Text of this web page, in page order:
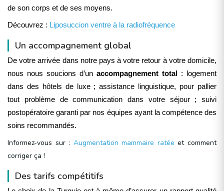
de son corps et de ses moyens.
Découvrez : Liposuccion ventre à la radiofréquence
Un accompagnement global
De votre arrivée dans notre pays à votre retour à votre domicile,
nous nous soucions d’un accompagnement total : logement
dans des hôtels de luxe ; assistance linguistique, pour pallier
tout problème de communication dans votre séjour ; suivi
postopératoire garanti par nos équipes ayant la compétence des
soins recommandés.
Informez-vous sur : Augmentation mammaire ratée et comment
corriger ça !
Des tarifs compétitifs